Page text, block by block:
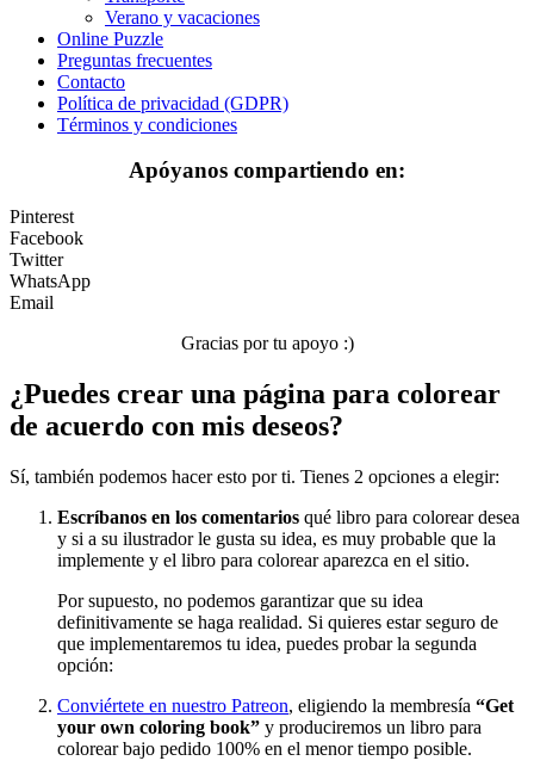
Verano y vacaciones
Libros para colorear para niños
Nezaradené
Verano y vacaciones
Online Puzzle
Preguntas frecuentes
Contacto
Política de privacidad (GDPR)
Términos y condiciones
Apóyanos compartiendo en:
Pinterest
Facebook
Twitter
WhatsApp
Email
Gracias por tu apoyo :)
¿Puedes crear una página para colorear
de acuerdo con mis deseos?
Sí, también podemos hacer esto por ti. Tienes 2 opciones a elegir:
Escríbanos en los comentarios qué libro para colorear desea
y si a su ilustrador le gusta su idea, es muy probable que la
implemente y el libro para colorear aparezca en el sitio.
Por supuesto, no podemos garantizar que su idea
definitivamente se haga realidad. Si quieres estar seguro de
que implementaremos tu idea, puedes probar la segunda
opción:
Conviértete en nuestro Patreon, eligiendo la membresía “Get
your own coloring book” y produciremos un libro para
colorear bajo pedido 100% en el menor tiempo posible.